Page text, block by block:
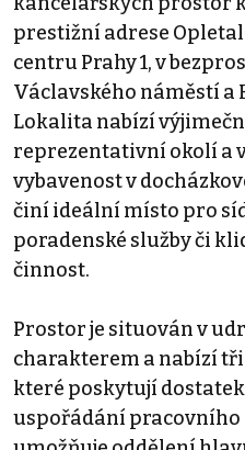
prestižní adrese
centru Prahy 1, v
Václavského náměstí a
Lokalita nabízí
reprezentativní okolí a
vybavenost v
činí ideální místo pro
poradenské služby či
činnost.
Prostor je situován v
charakterem a nabízí
které poskytují
uspořádání pracovního